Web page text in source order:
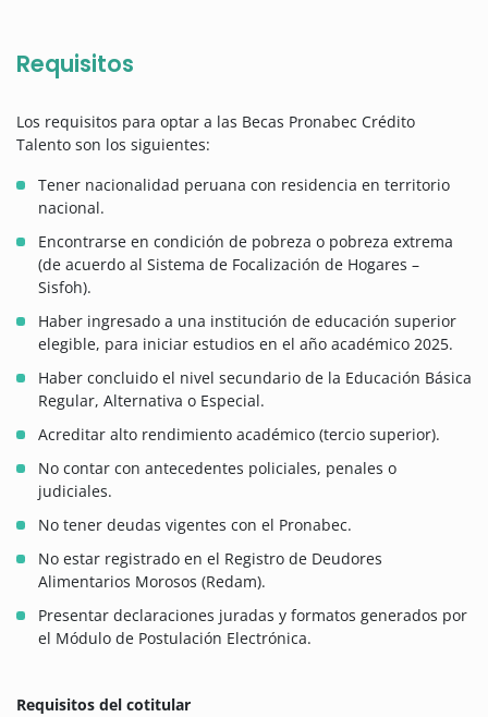
Requisitos
Los requisitos para optar a las Becas Pronabec Crédito
Talento son los siguientes:
Tener nacionalidad peruana con residencia en territorio
nacional.
Encontrarse en condición de pobreza o pobreza extrema
(de acuerdo al Sistema de Focalización de Hogares –
Sisfoh).
Haber ingresado a una institución de educación superior
elegible, para iniciar estudios en el año académico 2025.
Haber concluido el nivel secundario de la Educación Básica
Regular, Alternativa o Especial.
Acreditar alto rendimiento académico (tercio superior).
No contar con antecedentes policiales, penales o
judiciales.
No tener deudas vigentes con el Pronabec.
No estar registrado en el Registro de Deudores
Alimentarios Morosos (Redam).
Presentar declaraciones juradas y formatos generados por
el Módulo de Postulación Electrónica.
Requisitos del cotitular